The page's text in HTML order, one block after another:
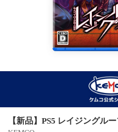
【新品】PS5 レイジング